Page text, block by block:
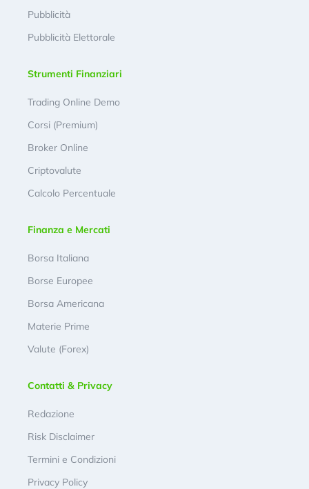
Pubblicità
Pubblicità Elettorale
Strumenti Finanziari
Trading Online Demo
Corsi (Premium)
Broker Online
Criptovalute
Calcolo Percentuale
Finanza e Mercati
Borsa Italiana
Borse Europee
Borsa Americana
Materie Prime
Valute (Forex)
Contatti & Privacy
Redazione
Risk Disclaimer
Termini e Condizioni
Privacy Policy